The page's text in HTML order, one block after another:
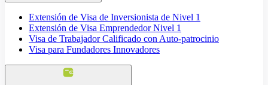
Extensión de Visa de Inversionista de Nivel 1
Extensión de Visa Emprendedor Nivel 1
Visa de Trabajador Calificado con Auto-patrocinio
Visa para Fundadores Innovadores